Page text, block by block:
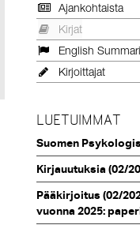
Ajankohtaista
Kirjat
English
Kirjoittajat
LUETUIMMAT
Suomen
Kirjauutuksia (02/
Pääkirjoitus (02/
vuonna 2025: